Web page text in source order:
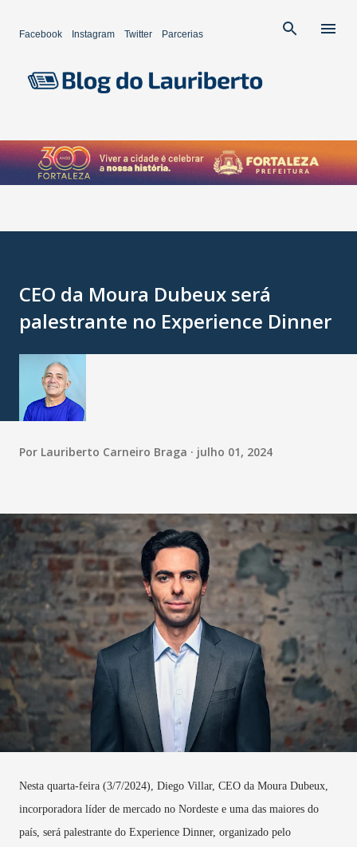
Facebook Instagram Twitter Parcerias
CEO da Moura Dubeux será
palestrante no Experience Dinner
Por Lauriberto Carneiro Braga julho 01, 2024
Nesta quarta-feira (3/7/2024), Diego Villar, CEO da Moura Dubeux,
incorporadora líder de mercado no Nordeste e uma das maiores do
país, será palestrante do Experience Dinner, organizado pelo